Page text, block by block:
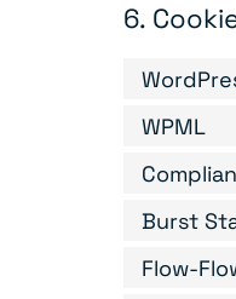
6.
WPML
Burst
Flow-